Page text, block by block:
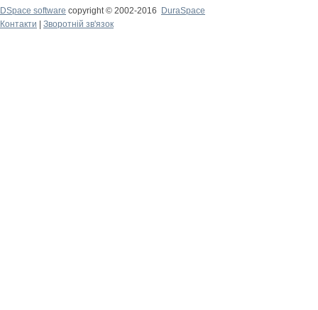
DSpace software copyright © 2002-2016
DuraSpace
Контакти
Зворотній зв'язок